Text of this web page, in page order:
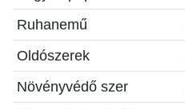
Ruhanemű
Oldószerek
Növényvédő szer